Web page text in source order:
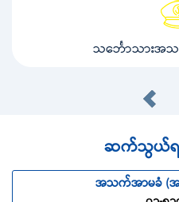
သင်္ဘောသားအ
ဆက်သွယ်ရန်
အသက်အာမခံ (